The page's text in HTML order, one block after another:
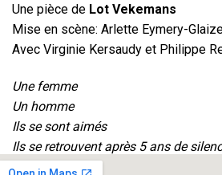
Une pièce de Lot Vekemans
Mise en scène: Arlette Eymery-
Avec Virginie Kersaudy et Philippe
Une femme
Un homme
Ils se sont aimés
Ils se retrouvent après 5 ans de
arrêtée.